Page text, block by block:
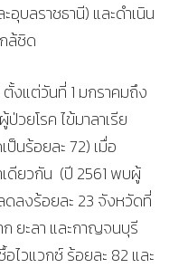
อุบลราชธานี) และดำเนิน
ล้ชิด
งแต่วันที่ 1 มกราคมถึง
วยโรค ไข้มาลาเรีย
ป็นร้อยละ 72) เมื่อ
ดียวกัน (ปี 2561 พบผู้
ลงร้อยละ 23 จังหวัดที่
ยะลา และกาญจนบุรี
วแวกซ์ ร้อยละ 82 และ